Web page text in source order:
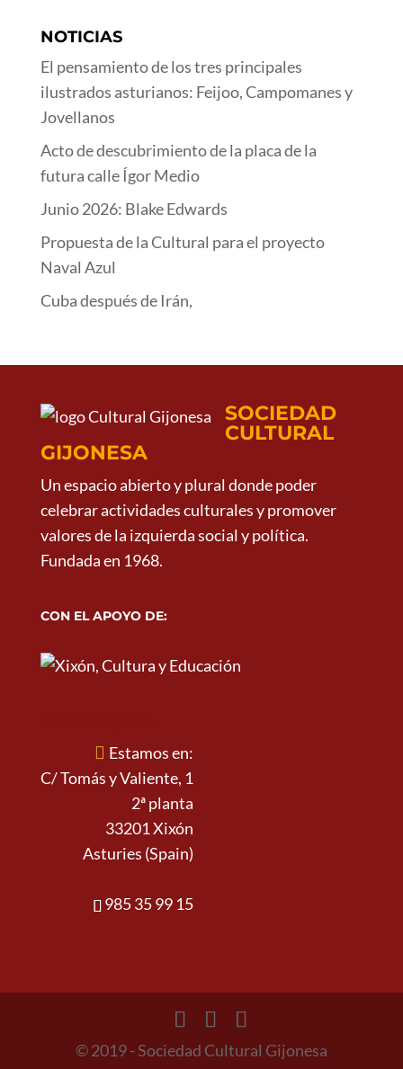
NOTICIAS
El pensamiento de los tres principales
ilustrados asturianos: Feijoo, Campomanes y
Jovellanos
Acto de descubrimiento de la placa de la
futura calle Ígor Medio
Junio 2026: Blake Edwards
Propuesta de la Cultural para el proyecto
Naval Azul
Cuba después de Irán,
SOCIEDAD
CULTURAL
GIJONESA
Un espacio abierto y plural donde poder
celebrar actividades culturales y promover
valores de la izquierda social y política.
Fundada en 1968.
CON EL APOYO DE:
Estamos en:
C/ Tomás y Valiente, 1
2ª planta
33201 Xixón
Asturies (Spain)
985 35 99 15
© 2019 - Sociedad Cultural Gijonesa